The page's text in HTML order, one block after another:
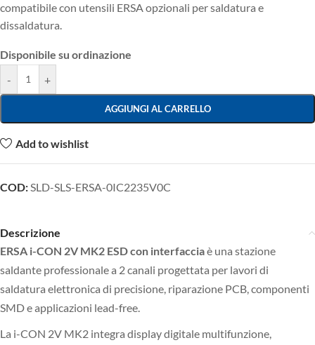
compatibile con utensili ERSA opzionali per saldatura e
dissaldatura.
Disponibile su ordinazione
-
+
AGGIUNGI AL CARRELLO
Add to wishlist
COD:SLD-SLS-ERSA-0IC2235V0C
Descrizione
ERSA i-CON 2V MK2 ESD con interfacciaè una stazione
saldante professionale a 2 canali progettata per lavori di
saldatura elettronica di precisione, riparazione PCB, componenti
SMD e applicazioni lead-free.
La i-CON 2V MK2 integra display digitale multifunzione,